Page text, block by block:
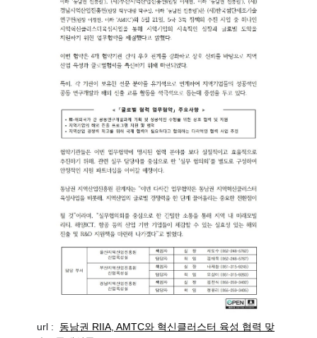
url : 동남권 RIIA, AMTC와 혁신클러스터 육성 협력 맞